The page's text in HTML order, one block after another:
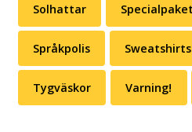
Solhattar Specialpaket
Språkpolis Sweatshirts
Tygväskor Varning!